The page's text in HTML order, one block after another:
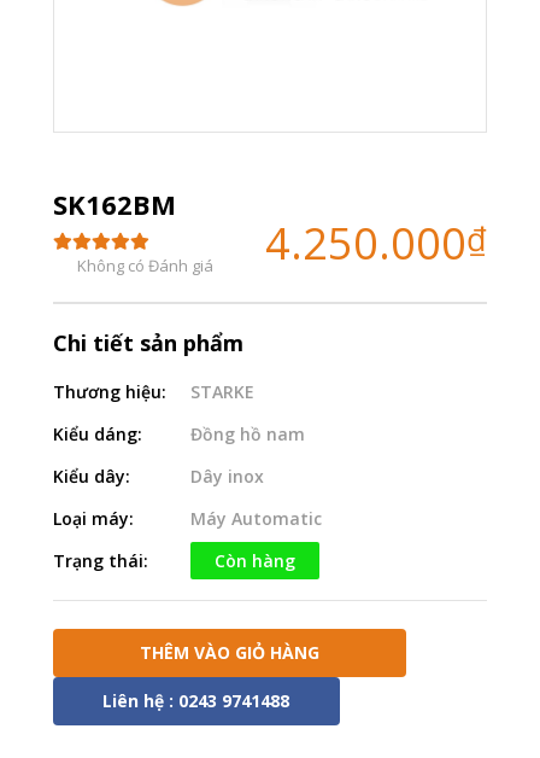
SK162BM
Không có Đánh giá 4.250.000₫
Chi tiết sản phẩm
Thương hiệu:
STARKE
Kiểu dáng:
Đồng hồ nam
Kiểu dây:
Dây inox
Loại máy:
Máy Automatic
Trạng thái:
Còn hàng
THÊM VÀO GIỎ HÀNG
Liên hệ : 0243 9741488